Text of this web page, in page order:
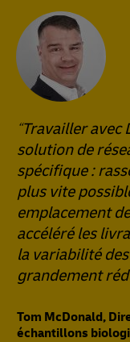
Travailler avec
solution de
spécifique :
plus vite
emplacement
accéléré les
la variabilité
grandement
Tom McDonald,
échantillons